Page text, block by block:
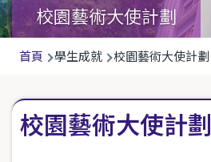
校園藝術大使計劃
導
連
結
首頁 學生成就 校園藝術大使計劃
校園藝術大使計劃